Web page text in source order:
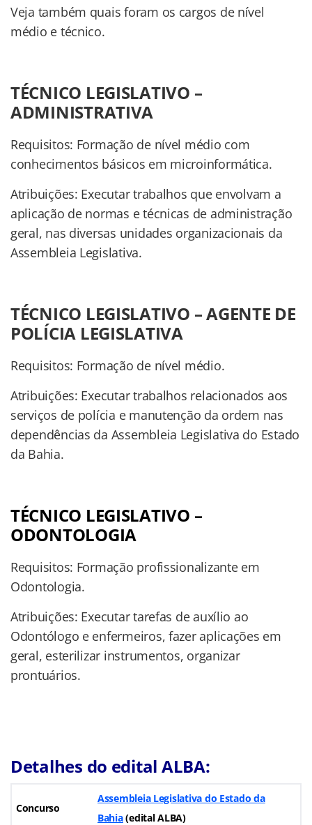
Veja também quais foram os cargos de nível
médio e técnico.
TÉCNICO LEGISLATIVO –
ADMINISTRATIVA
Requisitos: Formação de nível médio com
conhecimentos básicos em microinformática.
Atribuições: Executar trabalhos que envolvam a
aplicação de normas e técnicas de administração
geral, nas diversas unidades organizacionais da
Assembleia Legislativa.
TÉCNICO LEGISLATIVO – AGENTE DE
POLÍCIA LEGISLATIVA
Requisitos: Formação de nível médio.
Atribuições: Executar trabalhos relacionados aos
serviços de polícia e manutenção da ordem nas
dependências da Assembleia Legislativa do Estado
da Bahia.
TÉCNICO LEGISLATIVO –
ODONTOLOGIA
Requisitos: Formação profissionalizante em
Odontologia.
Atribuições: Executar tarefas de auxílio ao
Odontólogo e enfermeiros, fazer aplicações em
geral, esterilizar instrumentos, organizar
prontuários.
Detalhes do edital ALBA:
Concurso
Assembleia Legislativa do Estado da
Bahia(editalALBA)